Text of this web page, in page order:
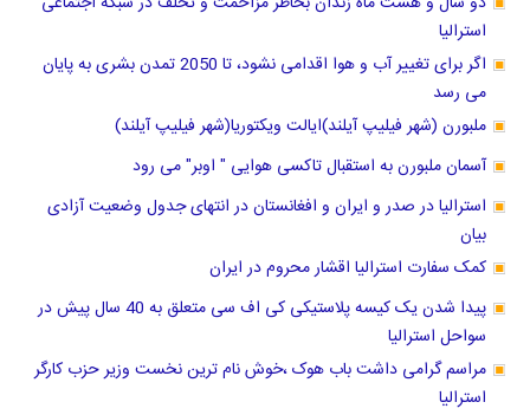
استرالیا
اگر برای تغییر آب و هوا اقدامی نشود، تا 2050 تمدن بشری به پایان
می رسد
ملبورن (شهر فیلیپ آیلند)ایالت ویکتوریا(شهر فیلیپ آیلند)
آسمان ملبورن به استقبال تاکسی هوایی " اوبر" می رود
استرالیا در صدر و ایران و افغانستان در انتهای جدول وضعیت آزادی
بیان
کمک سفارت استرالیا اقشار محروم در ایران
پیدا شدن یک کیسه پلاستیکی کی اف سی متعلق به 40 سال پیش در
سواحل استرالیا
مراسم گرامی داشت باب هوک ،خوش نام ترین نخست وزیر حزب کارگر
استرالیا